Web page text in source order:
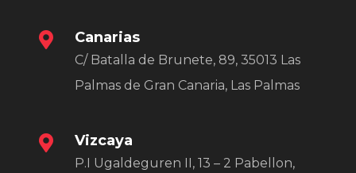
Canarias
C/ Batalla de Brunete, 89, 35013 Las
Palmas de Gran Canaria, Las Palmas
Vizcaya
P.I Ugaldeguren II, 13 – 2 Pabellon,